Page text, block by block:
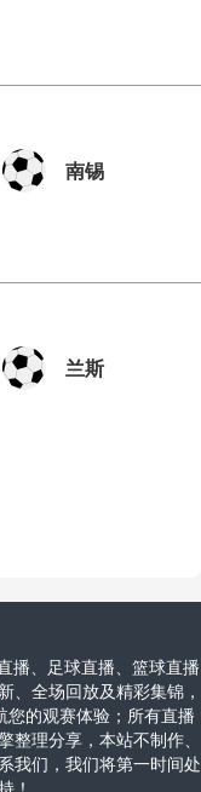
南锡
兰斯
播、足球直播、篮球直播
、全场回放及精彩集锦，
的观赛体验；所有直播
理分享，本站不制作、
我们，我们将第一时间处